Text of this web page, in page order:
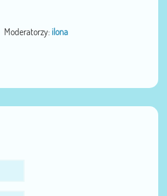
Moderatorzy: ilona